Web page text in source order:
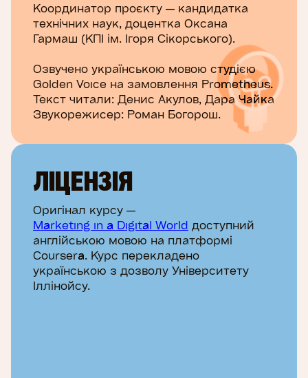
Координатор проєкту — кандидатка
технічних наук, доцентка Оксана
Гармаш (КПІ ім. Ігоря Сікорського).
Озвучено українською мовою студією
Golden Voice на замовлення Prometheus.
Текст читали: Денис Акулов, Дара Чайка
Звукорежисер: Роман Богорош.
ЛІЦЕНЗІЯ
Оригінал курсу —
Marketing in a Digital World доступний
англійською мовою на платформі
Coursera. Курс перекладено
українською з дозволу Університету
Іллінойсу.